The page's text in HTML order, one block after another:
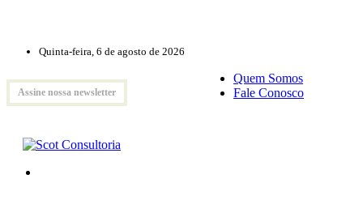
Quinta-feira, 6 de agosto de 2026
Assine nossa newsletter
Quem Somos
Fale Conosco